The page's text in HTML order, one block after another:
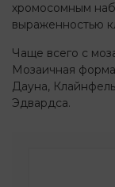
хромосомным
выраженностью
Чаще всего с
Мозаичная
Дауна,
Эдвардса.